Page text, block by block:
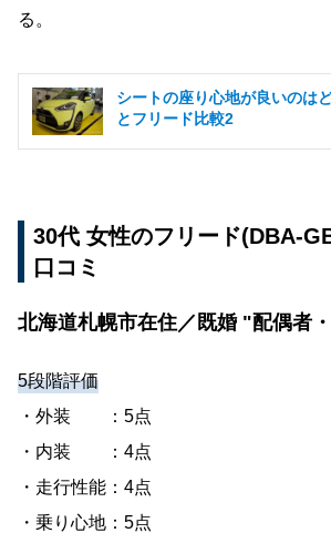
る。
シートの座り心地が良いのは
とフリード比較2
30代 女性のフリード(DBA-
口コミ
北海道札幌市在住／既婚 "配偶者
5段階評価
・外装 ：5点
・内装 ：4点
・走行性能：4点
・乗り心地：5点